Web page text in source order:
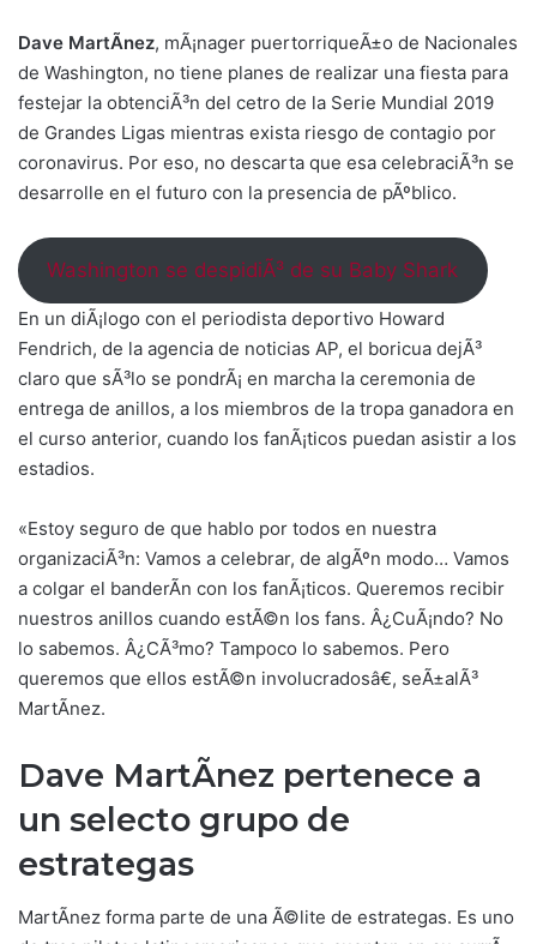
Dave MartÃ­nez, mÃ¡nager puertorriqueÃ±o de Nacionales
de Washington, no tiene planes de realizar una fiesta para
festejar la obtenciÃ³n del cetro de la Serie Mundial 2019
de Grandes Ligas mientras exista riesgo de contagio por
coronavirus. Por eso, no descarta que esa celebraciÃ³n se
desarrolle en el futuro con la presencia de pÃºblico.
Washington se despidiÃ³ de su Baby Shark
En un diÃ¡logo con el periodista deportivo Howard
Fendrich, de la agencia de noticias AP, el boricua dejÃ³
claro que sÃ³lo se pondrÃ¡ en marcha la ceremonia de
entrega de anillos, a los miembros de la tropa ganadora en
el curso anterior, cuando los fanÃ¡ticos puedan asistir a los
estadios.
«Estoy seguro de que hablo por todos en nuestra
organizaciÃ³n: Vamos a celebrar, de algÃºn modo… Vamos
a colgar el banderÃ­n con los fanÃ¡ticos. Queremos recibir
nuestros anillos cuando estÃ©n los fans. Â¿CuÃ¡ndo? No
lo sabemos. Â¿CÃ³mo? Tampoco lo sabemos. Pero
queremos que ellos estÃ©n involucradosâ€, seÃ±alÃ³
MartÃ­nez.
Dave MartÃ­nez pertenece a
un selecto grupo de
estrategas
MartÃ­nez forma parte de una Ã©lite de estrategas. Es uno